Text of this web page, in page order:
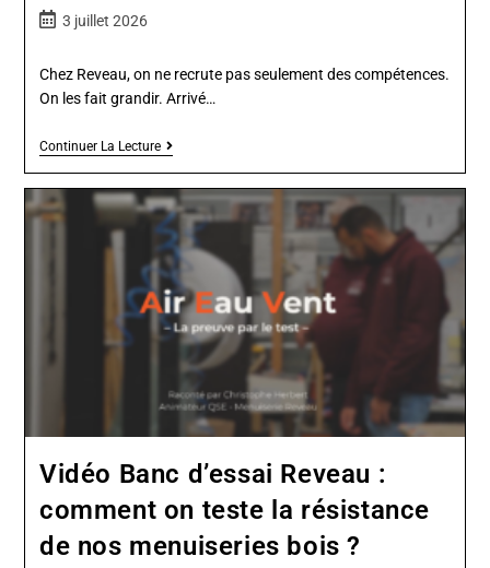
3 juillet 2026
Chez Reveau, on ne recrute pas seulement des compétences.
On les fait grandir. Arrivé…
Continuer La Lecture
Vidéo Banc d’essai Reveau :
comment on teste la résistance
de nos menuiseries bois ?